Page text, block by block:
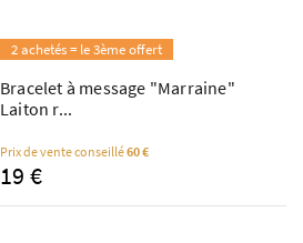
2 achetés = le 3ème offert
Bracelet à message "Marraine"
Laiton r...
Prix de vente conseillé60 €
19 €